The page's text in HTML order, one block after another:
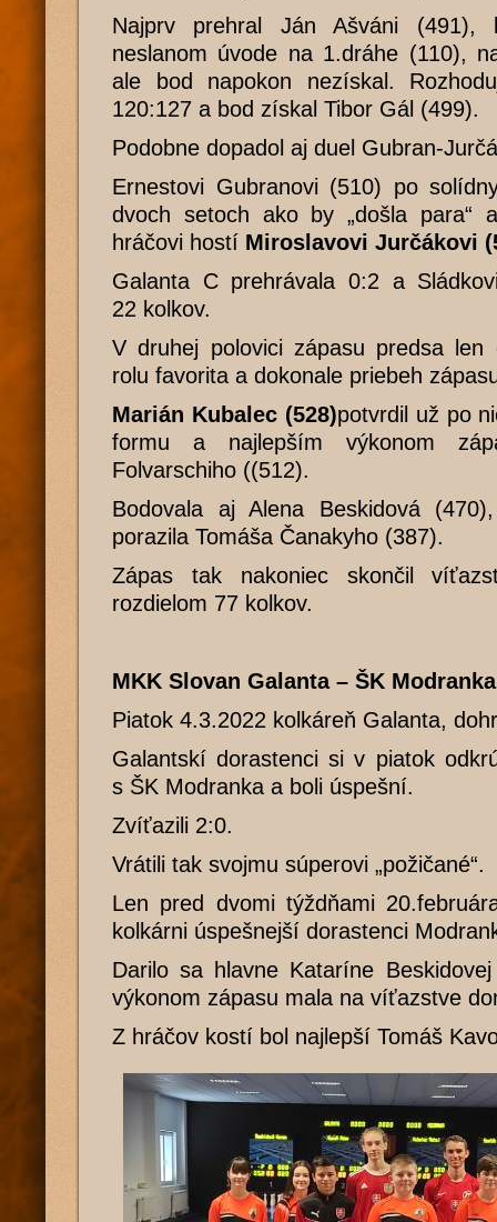
Najprv prehral Ján Ašváni (491),
neslanom úvode na 1.dráhe (110),
ale bod napokon nezískal.
120:127 a bod získal Tibor Gál (499).
Podobne dopadol aj duel Gubran-
Ernestovi Gubranovi (510) po
dvoch setoch ako by „došla para“
hráčovi hostí Miroslavovi Jurčákovi
Galanta C prehrávala 0:2 a
22 kolkov.
V druhej polovici zápasu predsa len
rolu favorita a dokonale priebeh
Marián Kubalec (528)potvrdil už po
formu a najlepším výkonom
Folvarschiho ((512).
Bodovala aj Alena Beskidová
porazila Tomáša Čanakyho (387).
Zápas tak nakoniec skončil
rozdielom 77 kolkov.
MKK Slovan Galanta – ŠK
Piatok 4.3.2022 kolkáreň Galanta,
Galantskí dorastenci si v piatok
s ŠK Modranka a boli úspešní.
Zvíťazili 2:0.
Vrátili tak svojmu súperovi „požičané“.
Len pred dvomi týždňami
kolkárni úspešnejší dorastenci
Darilo sa hlavne Kataríne
výkonom zápasu mala na víťazstve
Z hráčov kostí bol najlepší Tomáš